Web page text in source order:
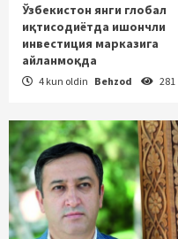
Ўзбекистон янги глобал
иқтисодиётда ишончли
инвестиция марказига
айланмоқда
4 kun oldin Behzod 281